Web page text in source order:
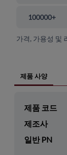
100000+
가격, 가용성 및
제품 사양
제품 코드
제조사
일반 PN